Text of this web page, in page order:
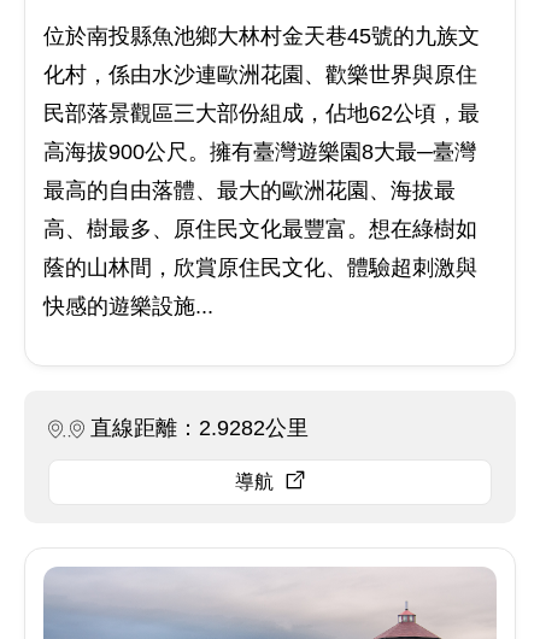
位於南投縣魚池鄉大林村金天巷45號的九族文
化村，係由水沙連歐洲花園、歡樂世界與原住
民部落景觀區三大部份組成，佔地62公頃，最
高海拔900公尺。擁有臺灣遊樂園8大最─臺灣
最高的自由落體、最大的歐洲花園、海拔最
高、樹最多、原住民文化最豐富。想在綠樹如
蔭的山林間，欣賞原住民文化、體驗超刺激與
快感的遊樂設施...
直線距離：2.9282公里
導航